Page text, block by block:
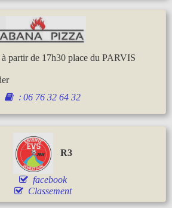
à partir de 17h30 place du PARVIS
: 06 76 32 64 32
R3
facebook
Classement